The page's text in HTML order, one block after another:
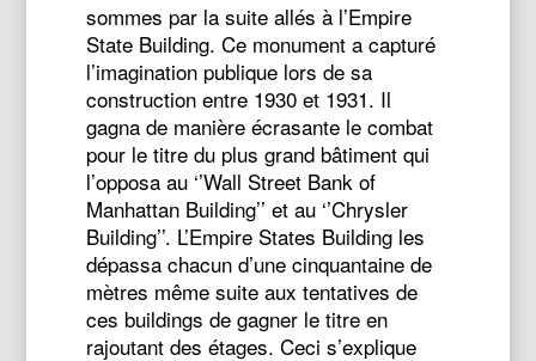
sommes par la suite allés à l’Empire
State Building. Ce monument a capturé
l’imagination publique lors de sa
construction entre 1930 et 1931. Il
gagna de manière écrasante le combat
pour le titre du plus grand bâtiment qui
l’opposa au ‘’Wall Street Bank of
Manhattan Building’’ et au ‘’Chrysler
Building’’. L’Empire States Building les
dépassa chacun d’une cinquantaine de
mètres même suite aux tentatives de
ces buildings de gagner le titre en
rajoutant des étages. Ceci s’explique